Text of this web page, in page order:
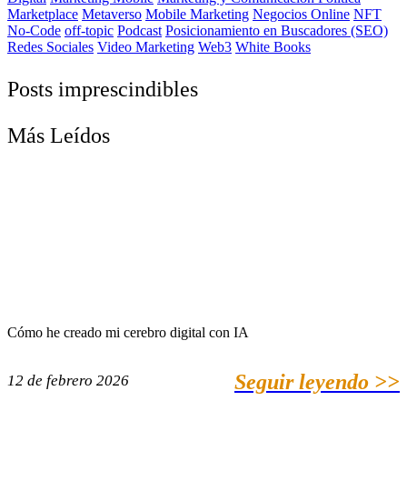
Marketplace Metaverso Mobile Marketing Negocios Online NFT
No-Code off-topic Podcast Posicionamiento en Buscadores (SEO)
Redes Sociales Video Marketing Web3 White Books
Posts imprescindibles
Más Leídos
Cómo he creado mi cerebro digital con IA
12 de febrero 2026 Seguir leyendo >>